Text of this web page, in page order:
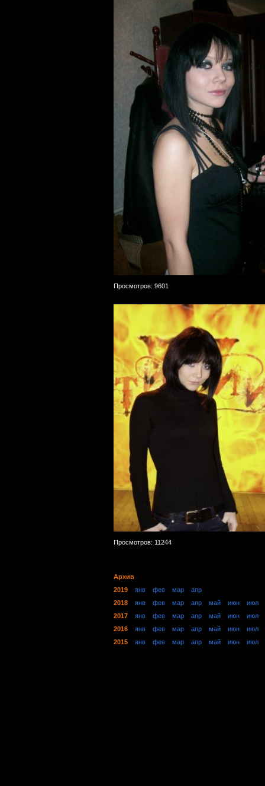
Просмотров: 9601
Просмотров: 11244
Архив
2019
янв фев мар
апр
2018
янв фев мар апр май июн
июл
2017
янв фев мар апр май июн
июл
2016
янв фев мар апр май июн
июл
2015
янв фев мар апр май июн июл